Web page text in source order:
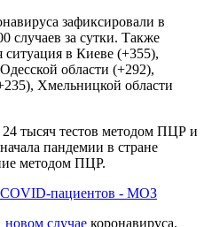
зафиксировали в
случаев за сутки. Также
ситуация в Киеве (+355),
области (+292),
Хмельницкой области
тысяч тестов методом ПЦР и
пандемии в стране
методом ПЦР.
COVID-пациентов - МОЗ
новом случае коронавируса.